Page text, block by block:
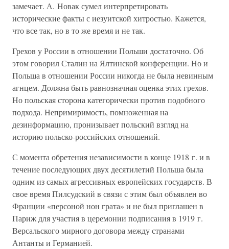
замечает. А. Новак сумел интерпретировать
исторические факты с иезуитской хитростью. Кажется,
что все так, но в то же время и не так.
Грехов у России в отношении Польши достаточно. Об
этом говорил Сталин на Ялтинской конференции. Но и
Польша в отношении России никогда не была невинным
агнцем. Должна быть равнозначная оценка этих грехов.
Но польская сторона категорически против подобного
подхода. Непримиримость, помноженная на
дезинформацию, пронизывает польский взгляд на
историю польско-российских отношений.
С момента обретения независимости в конце 1918 г. и в
течение последующих двух десятилетий Польша была
одним из самых агрессивных европейских государств. В
свое время Пилсудский в связи с этим был объявлен во
Франции «персоной нон грата» и не был приглашен в
Париж для участия в церемонии подписания в 1919 г.
Версальского мирного договора между странами
Антанты и Германией.